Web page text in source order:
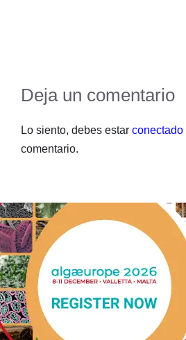
Deja un comentario
Lo siento, debes estar conectado
comentario.